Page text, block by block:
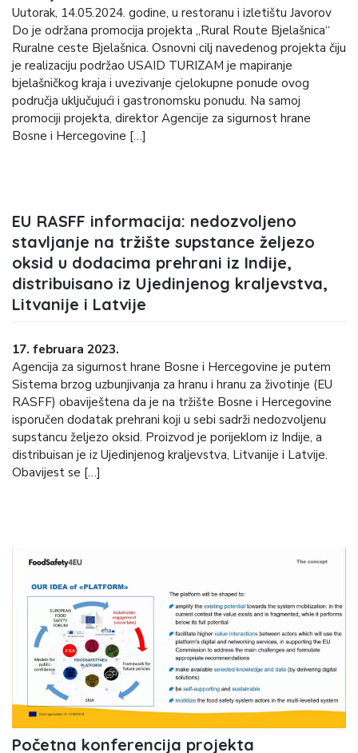
Uutorak, 14.05.2024. godine, u restoranu i izletištu Javorov
Do je održana promocija projekta „Rural Route Bjelašnica“
Ruralne ceste Bjelašnica. Osnovni cilj navedenog projekta čiju
je realizaciju podržao USAID TURIZAM je mapiranje
bjelašničkog kraja i uvezivanje cjelokupne ponude ovog
područja uključujući i gastronomsku ponudu. Na samoj
promociji projekta, direktor Agencije za sigurnost hrane
Bosne i Hercegovine […]
EU RASFF informacija: nedozvoljeno
stavljanje na tržište supstance željezo
oksid u dodacima prehrani iz Indije,
distribuisano iz Ujedinjenog kraljevstva,
Litvanije i Latvije
17. februara 2023.
Agencija za sigurnost hrane Bosne i Hercegovine je putem
Sistema brzog uzbunjivanja za hranu i hranu za životinje (EU
RASFF) obaviještena da je na tržište Bosne i Hercegovine
isporučen dodatak prehrani koji u sebi sadrži nedozvoljenu
supstancu željezo oksid. Proizvod je porijeklom iz Indije, a
distribuisan je iz Ujedinjenog kraljevstva, Litvanije i Latvije.
Obavijest se […]
Početna konferencija projekta